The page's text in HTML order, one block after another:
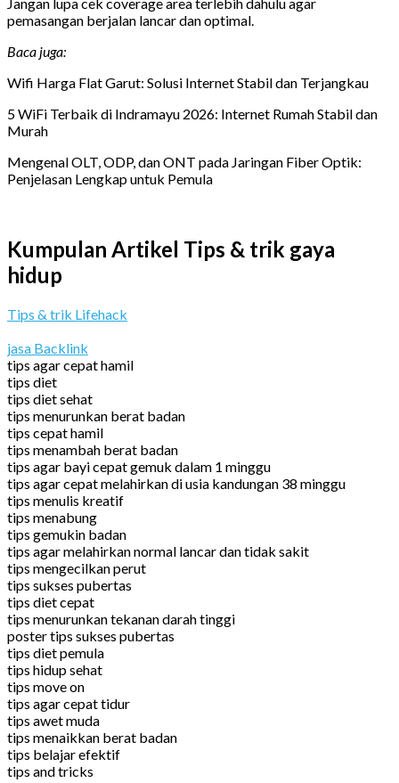
pemasangan berjalan lancar dan optimal.
Baca juga:
Wifi Harga Flat Garut: Solusi Internet Stabil dan Terjangkau
5 WiFi Terbaik di Indramayu 2026: Internet Rumah Stabil dan
Murah
Mengenal OLT, ODP, dan ONT pada Jaringan Fiber Optik:
Penjelasan Lengkap untuk Pemula
Kumpulan Artikel Tips & trik gaya
hidup
Tips & trik Lifehack
jasa Backlink
tips agar cepat hamil
tips diet
tips diet sehat
tips menurunkan berat badan
tips cepat hamil
tips menambah berat badan
tips agar bayi cepat gemuk dalam 1 minggu
tips agar cepat melahirkan di usia kandungan 38 minggu
tips menulis kreatif
tips menabung
tips gemukin badan
tips agar melahirkan normal lancar dan tidak sakit
tips mengecilkan perut
tips sukses pubertas
tips diet cepat
tips menurunkan tekanan darah tinggi
poster tips sukses pubertas
tips diet pemula
tips hidup sehat
tips move on
tips agar cepat tidur
tips awet muda
tips menaikkan berat badan
tips belajar efektif
tips and tricks